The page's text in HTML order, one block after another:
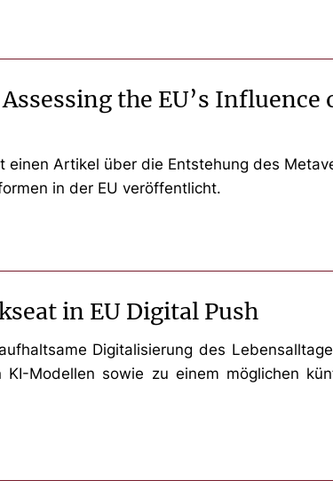
the EU’s
Artikel über die Entstehung des
in der EU veröffentlicht.
in EU Digital Push
Digitalisierung des
Modellen sowie zu einem möglichen